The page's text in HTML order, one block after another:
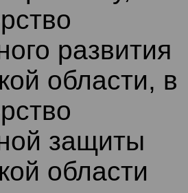
развития
области, в
защиты
области